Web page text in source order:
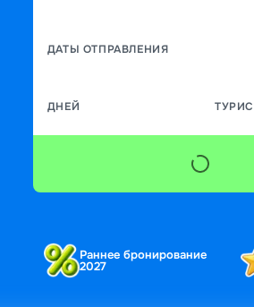
ДАТЫ ОТПРАВЛЕНИЯ
ДНЕЙ
Раннее бронирование
2027